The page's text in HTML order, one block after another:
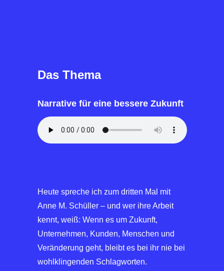
Das Thema
Narrative für eine bessere Zukunft
Heute spreche ich zum dritten Mal mit
Anne M. Schüller – und wer ihre Arbeit
kennt, weiß: Wenn es um Zukunft,
Unternehmen, Kunden, Menschen und
Veränderung geht, bleibt es bei ihr nie bei
wohlklingenden Schlagworten.